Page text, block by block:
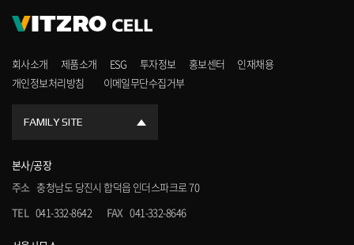
회사소개 제품소개 ESG 투자정보 홍보센터
인재채용
개인정보처리방침
이메일무단수집거부
FAMILY SITE
본사/공장
주소 충청남도 당진시 합덕읍 인더스파크로 70
TEL 041-332-8642 FAX 041-332-8646